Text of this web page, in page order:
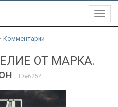
Комментарии
ОТ МАРКА.
ID#6252